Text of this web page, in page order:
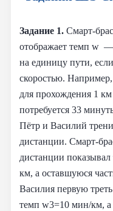
Задание 1.
отображает темп w —
на единицу пути,
скоростью.
для прохождения 1
потребуется 33
Пётр и Василий
дистанции.
дистанции
км, а оставшуюся
Василия первую
темп w3=10 мин/км,